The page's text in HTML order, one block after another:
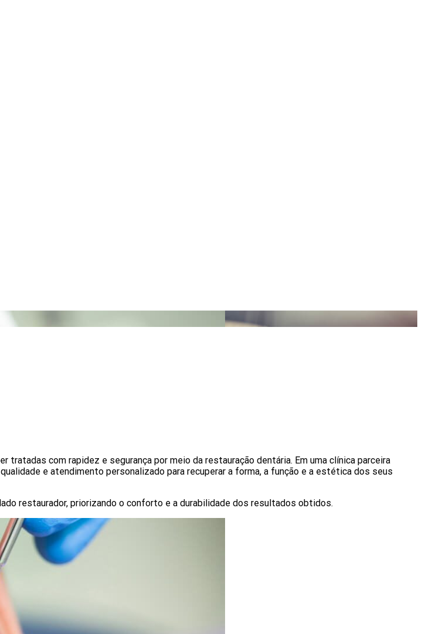
com rapidez e segurança por meio da restauração dentária. Em uma clínica parceira
e atendimento personalizado para recuperar a forma, a função e a estética dos seus
restaurador, priorizando o conforto e a durabilidade dos resultados obtidos.